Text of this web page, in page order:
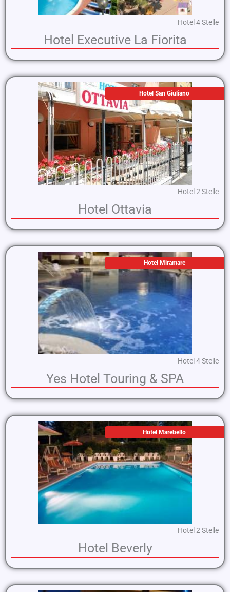
Hotel 4 Stelle
Hotel Executive La Fiorita
Hotel San Giuliano
Hotel 2 Stelle
Hotel Ottavia
Hotel Miramare
Hotel 4 Stelle
Yes Hotel Touring & SPA
Hotel Marebello
Hotel 2 Stelle
Hotel Beverly